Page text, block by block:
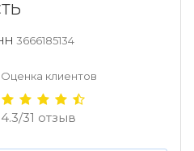
3666185134
Оценка клиентов
4.3/31 отзыв